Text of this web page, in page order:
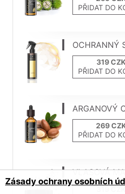
PŘIDAT DO
OCHRANNÝ
PŘIDAT DO
ARGANOVÝ
PŘIDAT DO
VLASOVÁ
Zásady ochrany osobních